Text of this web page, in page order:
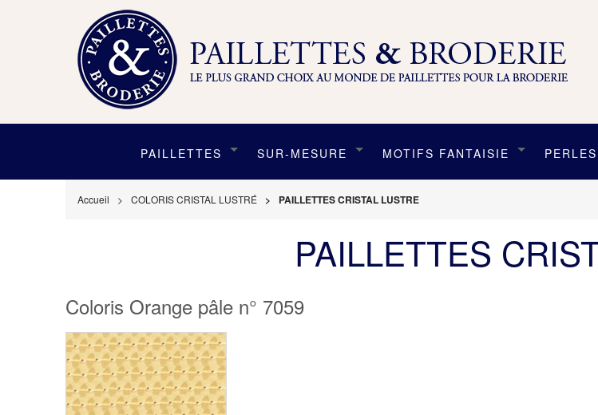
PAILLETTES SUR-MESURE MOTIFS FANTAISIE
Accueil COLORIS CRISTAL LUSTRÉ PAILLETTES CRISTAL LUSTRE
PAILLETTES
Coloris Orange pâle n° 7059